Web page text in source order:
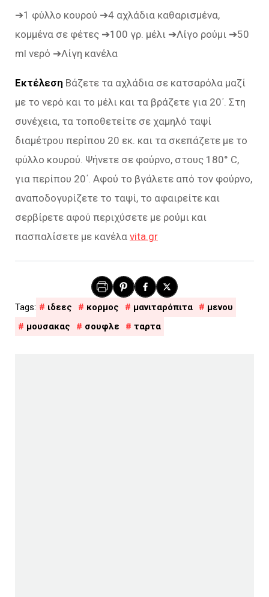
➔1 φύλλο κουρού ➔4 αχλάδια καθαρισμένα,
κομμένα σε φέτες ➔100 γρ. μέλι ➔Λίγο ρούμι ➔50
ml νερό ➔Λίγη κανέλα
Εκτέλεση Βάζετε τα αχλάδια σε κατσαρόλα μαζί
με το νερό και το μέλι και τα βράζετε για 20΄. Στη
συνέχεια, τα τοποθετείτε σε χαμηλό ταψί
διαμέτρου περίπου 20 εκ. και τα σκεπάζετε με το
φύλλο κουρού. Ψήνετε σε φούρνο, στους 180° C,
για περίπου 20΄. Αφού το βγάλετε από τον φούρνο,
αναποδογυρίζετε το ταψί, το αφαιρείτε και
σερβίρετε αφού περιχύσετε με ρούμι και
πασπαλίσετε με κανέλα vita.gr
ιδεες κορμος μανιταρόπιτα
μενου
μουσακας
σουφλε ταρτα